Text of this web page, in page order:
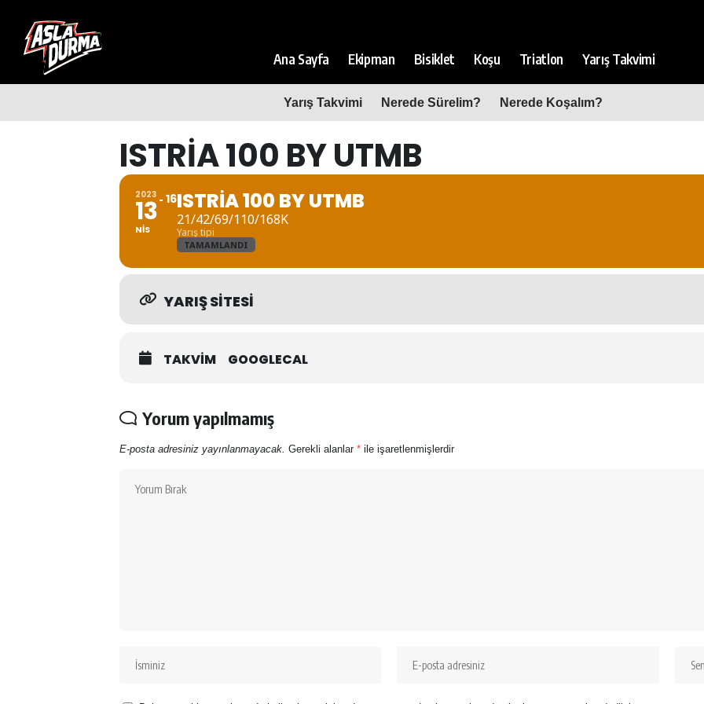
Ana Sayfa Ekipman Bisiklet Koşu Triatlon Yarış Takvimi
Yarış Takvimi Nerede Sürelim? Nerede Koşalım?
ISTRIA 100 BY UTMB
2023
13
NIS
16ISTRIA 100 BY UTMB
21/42/69/110/168K
Yarış tipi
TAMAMLANDI
YARIŞ SITESI
TAKVIM GOOGLECAL
Yorum yapılmamış
E-posta adresiniz yayınlanmayacak. Gerekli alanlar * ile işaretlenmişlerdir